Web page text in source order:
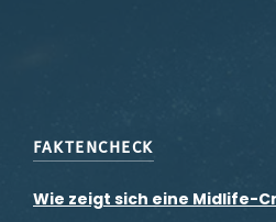
FAKTENCHECK
Wie zeigt sich eine Midlife-